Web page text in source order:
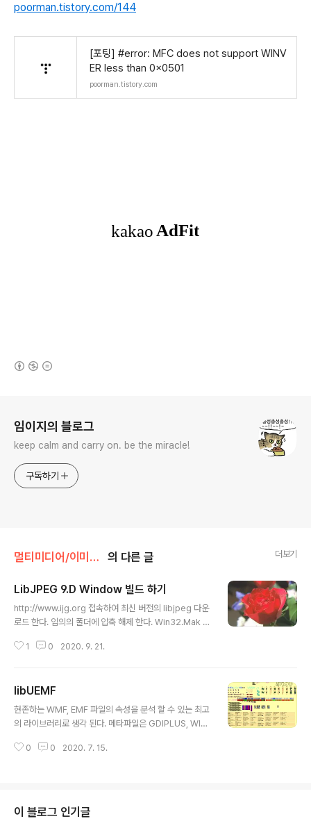
poorman.tistory.com/144
[포팅] #error: MFC does not support WINV
ER less than 0x0501
poorman.tistory.com
임이지의 블로그
keep calm and carry on. be the miracle!
구독하기
멀티미디어/이미지(Image) 의 다른 글 더보기
LibJPEG 9.D Window 빌드 하기
http://www.ijg.org 접속하여 최신 버전의 libjpeg 다운
로드 한다. 임의의 폴더에 압축 해제 한다. Win32.Mak Vi
압축을 푼 폴더에 복사를 한다. (Microsoft SDK 폴더 하
// jpeg9.d NMAKE /f makefile.vs setup-v16 메이
크파일 명령이 정상적으로 동작 하면 아랭과 같이 구동 된
다. 폴더로 이동하여 jpeg.sin 파일을 확인 할 수 있다. Vi
파일을 생성하여 sy..
1 0 2020. 9. 21.
libUEMF
현존하는 WMF, EMF 파일의 속성을 분석 할 수 있는 최고
의 라이브러리로 생각 된다. 메타파일은 GDIPLUS, WIN
f.sourceforge.net/ 아래 그림을 보면 알수 있겠지만 그
0 0 2020. 7. 15.
이 블로그 인기글